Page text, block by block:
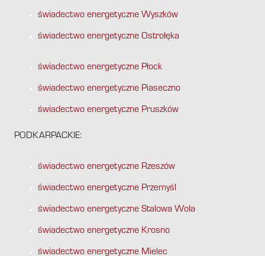
świadectwo energetyczne Wyszków
świadectwo energetyczne Ostrołęka
świadectwo energetyczne Płock
świadectwo energetyczne Piaseczno
świadectwo energetyczne Pruszków
PODKARPACKIE:
świadectwo energetyczne Rzeszów
świadectwo energetyczne Przemyśl
świadectwo energetyczne Stalowa Wola
świadectwo energetyczne Krosno
świadectwo energetyczne Mielec